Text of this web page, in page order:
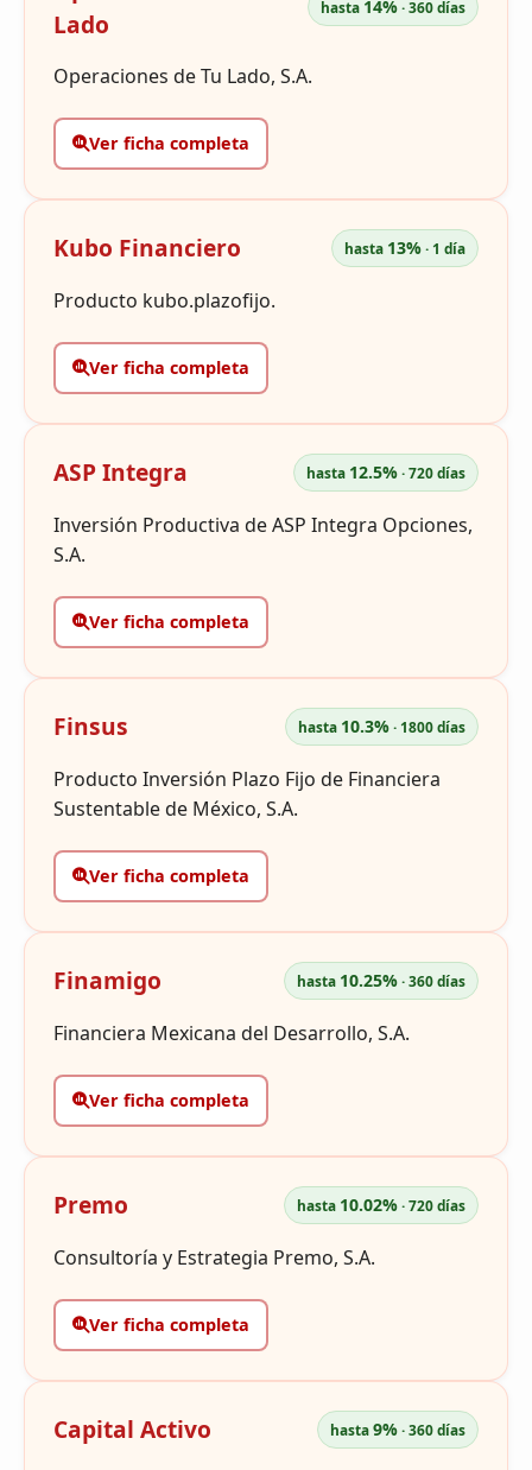
Lado
hasta 14%· 360 días
Operaciones de Tu Lado, S.A.
Ver ficha completa
Kubo Financiero hasta 13%· 1 día
Producto kubo.plazofijo.
Ver ficha completa
ASP Integra hasta 12.5%· 720 días
Inversión Productiva de ASP Integra Opciones,
S.A.
Ver ficha completa
Finsus hasta 10.3%· 1800 días
Producto Inversión Plazo Fijo de Financiera
Sustentable de México, S.A.
Ver ficha completa
Finamigo hasta 10.25%· 360 días
Financiera Mexicana del Desarrollo, S.A.
Ver ficha completa
Premo hasta 10.02%· 720 días
Consultoría y Estrategia Premo, S.A.
Ver ficha completa
Capital Activo hasta9%· 360 días